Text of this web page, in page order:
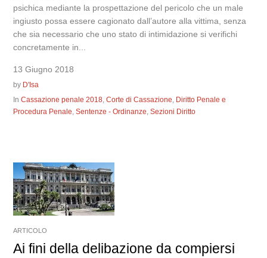
psichica mediante la prospettazione del pericolo che un male
ingiusto possa essere cagionato dall’autore alla vittima, senza
che sia necessario che uno stato di intimidazione si verifichi
concretamente in...
13 Giugno 2018
by D'Isa
InCassazione penale 2018,Corte di Cassazione, Diritto Penale e
Procedura Penale,Sentenze - Ordinanze,Sezioni Diritto
ARTICOLO
Ai fini della delibazione da compiersi